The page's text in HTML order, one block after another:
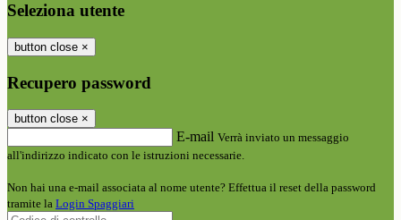
Seleziona utente
button close ×
Recupero password
button close ×
E-mail Verrà inviato un messaggio
all'indirizzo indicato con le istruzioni necessarie.
Non hai una e-mail associata al nome utente? Effettua il reset della password
tramite la Login Spaggiari